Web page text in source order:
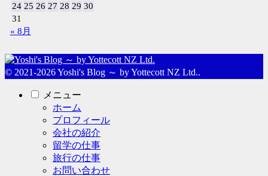
24 25 26 27 28 29 30
31
« 8月
© 2021-2026 Yoshi's Blog ～ by Yottecott NZ Ltd..
メニュー
ホーム
プロフィール
会社の紹介
留学の仕事
旅行の仕事
お問い合わせ